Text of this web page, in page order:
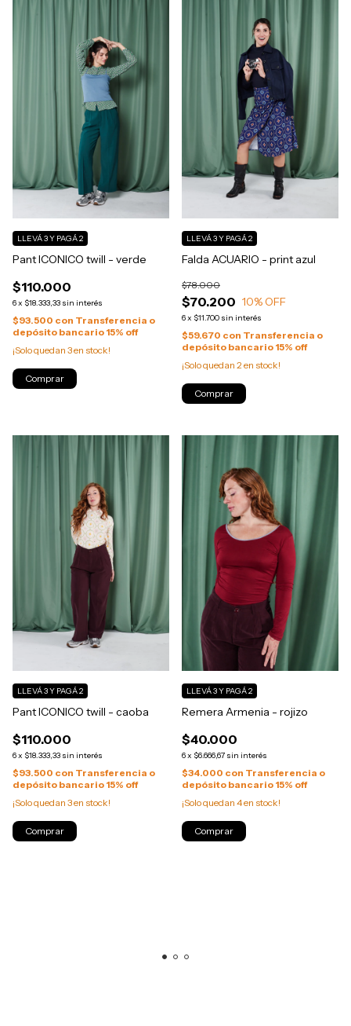
Pant ICONICO twill - verde
$110.000
6x $18.333,33 sin interés
LLEVÁ 3 Y PAGÁ 2
$93.500 con Transferencia o
depósito bancario 15% off
¡Solo quedan 3en stock!
Comprar
Falda ACUARIO - print azul
$70.200
$78.000
10% OFF
6x $11.700 sin interés
LLEVÁ 3 Y PAGÁ 2
$59.670 con Transferencia o
depósito bancario 15% off
¡Solo quedan 2en stock!
Comprar
Pant ICONICO twill - caoba
$110.000
6x $18.333,33 sin interés
LLEVÁ 3 Y PAGÁ 2
$93.500 con Transferencia o
depósito bancario 15% off
¡Solo quedan 3en stock!
Comprar
Remera Armenia - rojizo
$40.000
6x $6.666,67 sin interés
LLEVÁ 3 Y PAGÁ 2
$34.000 con Transferencia o
depósito bancario 15% off
¡Solo quedan 4en stock!
Comprar